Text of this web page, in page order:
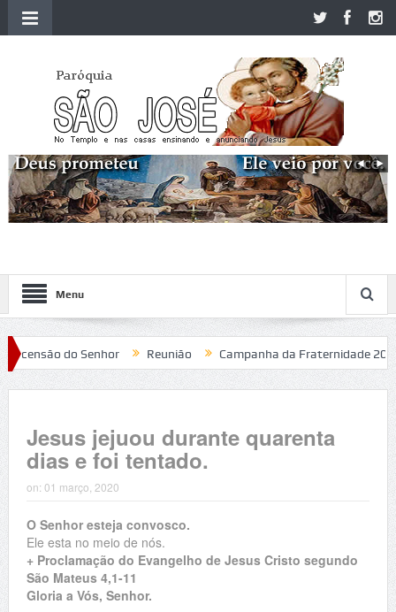
Menu
do Senhor Reunião Campanha da Fraternidade 2020
Jesus jejuou durante quarenta
dias e foi tentado.
on: 01 março, 2020
O Senhor esteja convosco.
Ele esta no meio de nós.
+ Proclamação do Evangelho de Jesus Cristo segundo
São Mateus 4,1-11
Gloria a Vós, Senhor.